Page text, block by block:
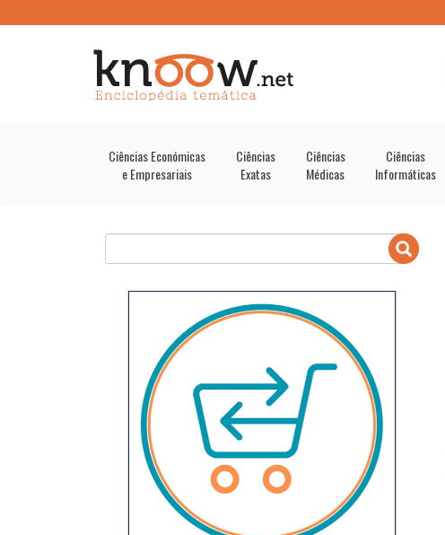
Ciências Económicas
e Empresariais
Ciências
Exatas
Ciências
Médicas
Ciências
Informáticas